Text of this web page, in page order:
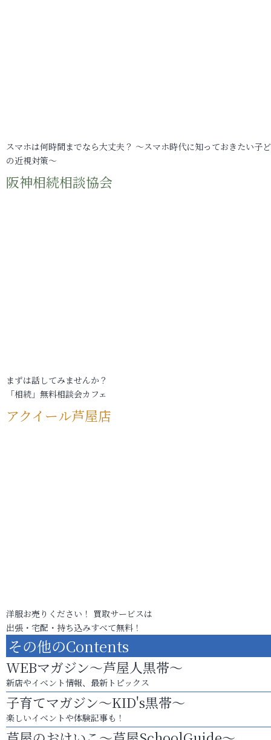
スマホは何時間までなら大丈夫？ ～スマホ時代に知っておきたい子
の近視対策～
阪神相続相談協会
まずは話してみませんか？
「相続」無料相談会カフェ
アクイール芦屋店
洋服お売りください！ 買取サービスは
出張・宅配・持ち込みすべて無料！
その他のContents
WEBマガジン～芦屋人黒帯～
新店やイベント情報、最新トピックス
子育てマガジン～KID's黒帯～
楽しいイベントや体験記事も！